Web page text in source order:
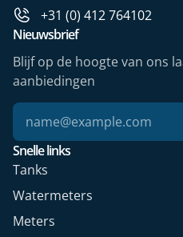
+31 (0) 412 764102
Snelle links
Tanks
Watermeters
Meters
Nieuwsbrief
Blijf op de hoogte van ons
aanbiedingen